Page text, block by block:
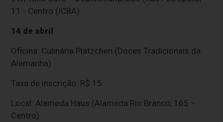
11 - Centro (ICBA)
14 de abril
Oficina: Culinária Plätzchen (Doces Tradicionais da
Alemanha)
Taxa de inscrição: R$ 15
Local: Alameda Haus (Alameda Rio Branco, 165 –
Centro)